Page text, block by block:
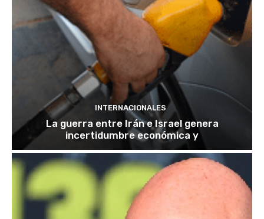
INTERNACIONALES
La guerra entre Irán e Israel genera
incertidumbre económica y